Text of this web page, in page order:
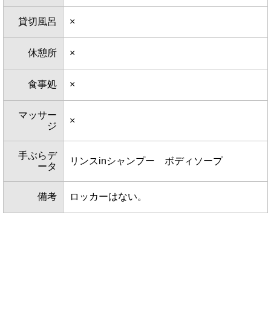
貸切風呂 ×
休憩所 ×
食事処 ×
マッサー
ジ
×
手ぶらデ
ータ
リンスinシャンプー ボディソープ
備考 ロッカーはない。